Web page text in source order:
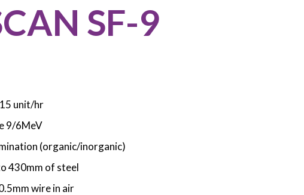
SF-9
unit/hr
9/6MeV
(organic/inorganic)
430mm of steel
wire in air